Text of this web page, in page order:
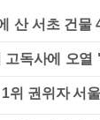
산 서초 건물
고독사에 오